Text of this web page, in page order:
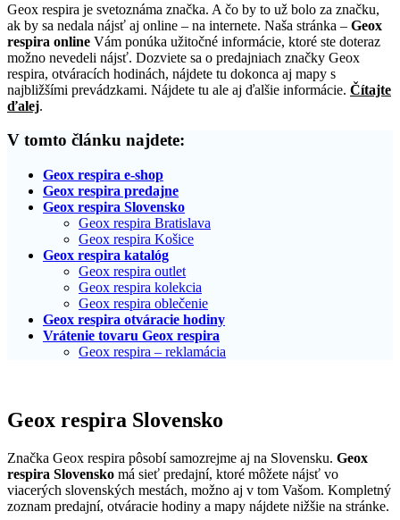
Geox respira je svetoznáma značka. A čo by to už bolo za značku,
ak by sa nedala nájsť aj online – na internete. Naša stránka – Geox
respira online Vám ponúka užitočné informácie, ktoré ste doteraz
možno nevedeli nájsť. Dozviete sa o predajniach značky Geox
respira, otváracích hodinách, nájdete tu dokonca aj mapy s
najbližšími prevádzkami. Nájdete tu ale aj ďalšie informácie. Čítajte
ďalej.
V tomto článku najdete:
Geox respira e-shop
Geox respira predajne
Geox respira Slovensko
Geox respira Bratislava
Geox respira Košice
Geox respira katalóg
Geox respira outlet
Geox respira kolekcia
Geox respira oblečenie
Geox respira otváracie hodiny
Vrátenie tovaru Geox respira
Geox respira – reklamácia
Geox respira Slovensko
Značka Geox respira pôsobí samozrejme aj na Slovensku. Geox
respira Slovensko má sieť predajní, ktoré môžete nájsť vo
viacerých slovenských mestách, možno aj v tom Vašom. Kompletný
zoznam predajní, otváracie hodiny a mapy nájdete nižšie na stránke.